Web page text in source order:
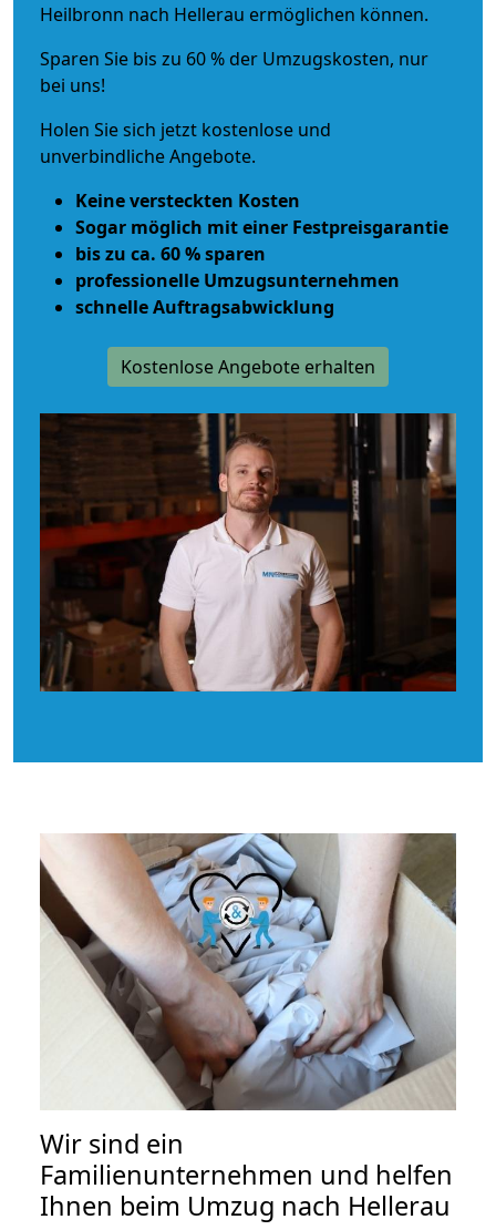
Heilbronn nach Hellerau ermöglichen können.
Sparen Sie bis zu 60 % der Umzugskosten, nur
bei uns!
Holen Sie sich jetzt kostenlose und
unverbindliche Angebote.
Keine versteckten Kosten
Sogar möglich mit einer Festpreisgarantie
bis zu ca. 60 % sparen
professionelle Umzugsunternehmen
schnelle Auftragsabwicklung
Kostenlose Angebote erhalten
Wir sind ein
Familienunternehmen und helfen
Ihnen beim Umzug nach Hellerau